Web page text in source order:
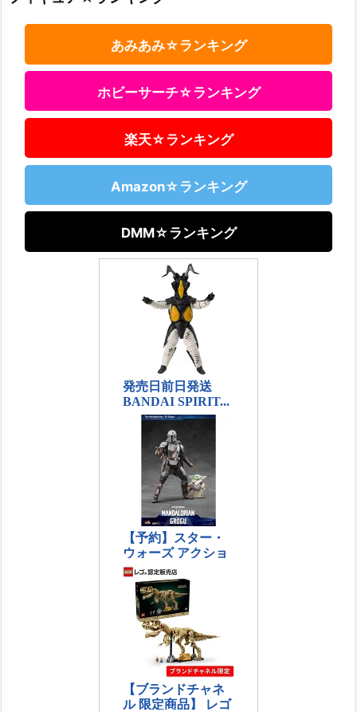
あみあみ☆ランキング
ホビーサーチ☆ランキング
楽天☆ランキング
Amazon☆ランキング
DMM☆ランキング